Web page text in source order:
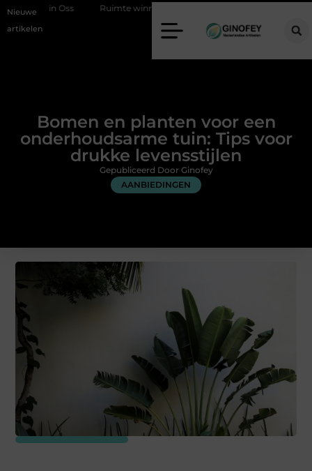
Nieuwe
artikelen
Ruimte winnen in de slaapkamer met een boxspring met
Bomen en planten voor een
onderhoudsarme tuin: Tips voor
drukke levensstijlen
AANBIEDINGEN
Gepubliceerd Door Ginofey